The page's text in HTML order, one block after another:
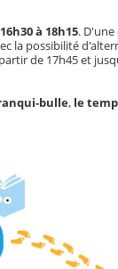
16h30 à 18h15.
la possibilité
de 17h45 et
bulle, le